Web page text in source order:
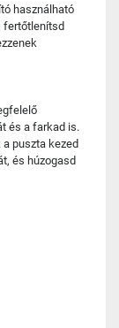
használható
fertőtlenítsd
és a farkad is.
puszta kezed
és húzogasd